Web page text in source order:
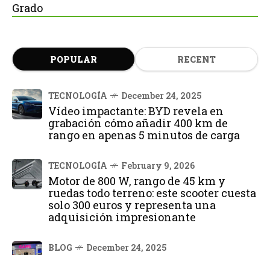
Grado
POPULAR RECENT
TECNOLOGÍA December 24, 2025
Vídeo impactante: BYD revela en
grabación cómo añadir 400 km de
rango en apenas 5 minutos de carga
TECNOLOGÍA February 9, 2026
Motor de 800 W, rango de 45 km y
ruedas todo terreno: este scooter cuesta
solo 300 euros y representa una
adquisición impresionante
BLOG December 24, 2025